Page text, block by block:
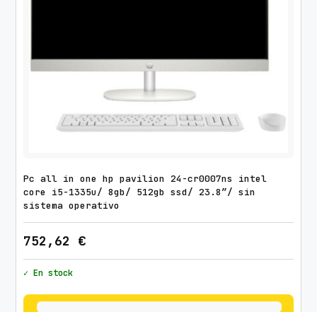
Pc all in one hp pavilion 24-cr0007ns intel
core i5-1335u/ 8gb/ 512gb ssd/ 23.8″/ sin
sistema operativo
752,62 €
✓ En stock